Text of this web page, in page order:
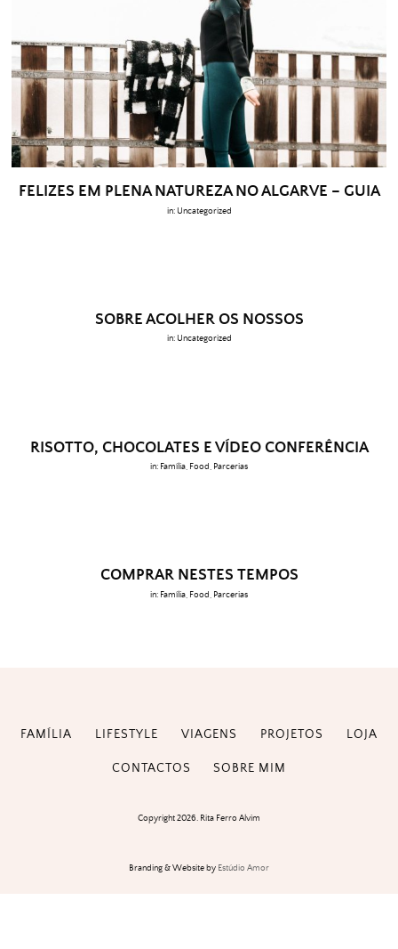
FELIZES EM PLENA NATUREZA NO ALGARVE – GUIA
in: Uncategorized
SOBRE ACOLHER OS NOSSOS
in: Uncategorized
RISOTTO, CHOCOLATES E VÍDEO CONFERÊNCIA
in: Família Food Parcerias
COMPRAR NESTES TEMPOS
in: Família Food Parcerias
FAMÍLIA LIFESTYLE VIAGENS PROJETOS LOJA
CONTACTOS SOBRE MIM
Copyright 2026. Rita Ferro Alvim
Branding & Website by Estúdio Amor